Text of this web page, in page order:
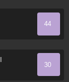
44
30